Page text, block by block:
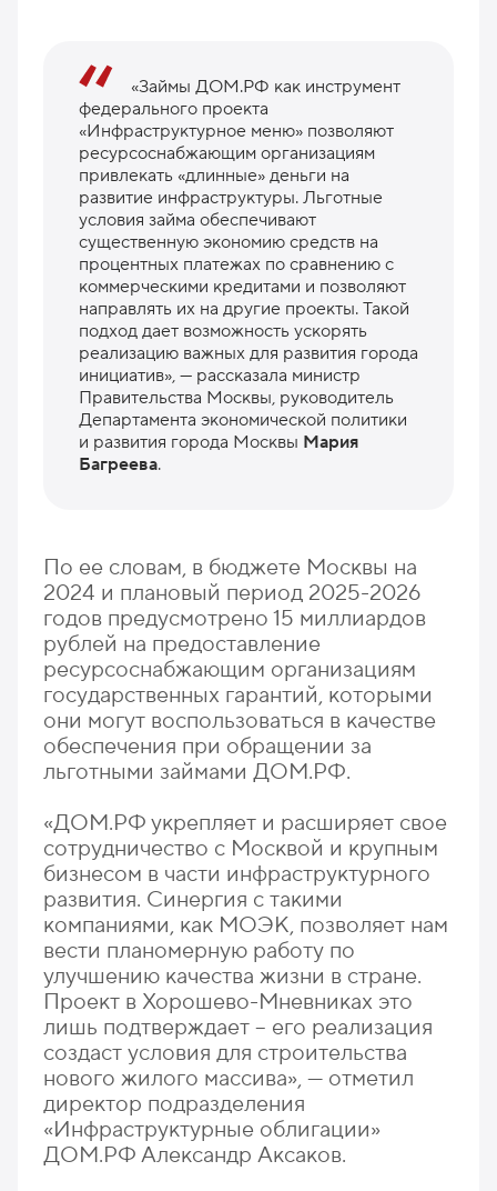
«Займы ДОМ.РФ как инструмент
федерального проекта
«Инфраструктурное меню» позволяют
ресурсоснабжающим организациям
привлекать «длинные» деньги на
развитие инфраструктуры. Льготные
условия займа обеспечивают
существенную экономию средств на
процентных платежах по сравнению с
коммерческими кредитами и позволяют
направлять их на другие проекты. Такой
подход дает возможность ускорять
реализацию важных для развития города
инициатив», — рассказала министр
Правительства Москвы, руководитель
Департамента экономической политики
и развития города Москвы Мария
Багреева.
По ее словам, в бюджете Москвы на
2024 и плановый период 2025-2026
годов предусмотрено 15 миллиардов
рублей на предоставление
ресурсоснабжающим организациям
государственных гарантий, которыми
они могут воспользоваться в качестве
обеспечения при обращении за
льготными займами ДОМ.РФ.
«ДОМ.РФ укрепляет и расширяет свое
сотрудничество с Москвой и крупным
бизнесом в части инфраструктурного
развития. Синергия с такими
компаниями, как МОЭК, позволяет нам
вести планомерную работу по
улучшению качества жизни в стране.
Проект в Хорошево-Мневниках это
лишь подтверждает – его реализация
создаст условия для строительства
нового жилого массива», — отметил
директор подразделения
«Инфраструктурные облигации»
ДОМ.РФ Александр Аксаков.